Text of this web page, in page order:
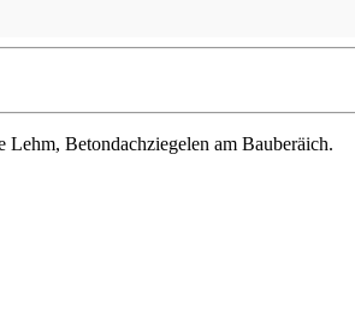
Betondachziegelen am Bauberäich.